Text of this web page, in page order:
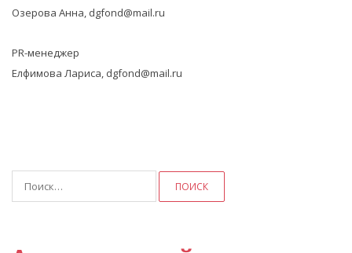
Озерова Анна, dgfond@mail.ru
PR-менеджер
Елфимова Лариса, dgfond@mail.ru